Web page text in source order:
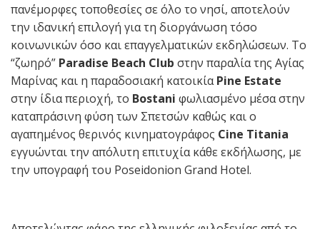
πανέμορφες τοποθεσίες σε όλο το νησί, αποτελούν
την ιδανική επιλογή για τη διοργάνωση τόσο
κοινωνικών όσο και επαγγελματικών εκδηλώσεων. Το
“ζωηρό” Paradise Beach Club στην παραλία της Αγίας
Μαρίνας και η παραδοσιακή κατοικίαPine Estate
στην ίδια περιοχή, το Bostani φωλιασμένο μέσα στην
καταπράσινη φύση των Σπετσών καθώς και ο
αγαπημένος θερινός κινηματογράφος Cine Titania
εγγυώνται την απόλυτη επιτυχία κάθε εκδήλωσης, με
την υπογραφή του Poseidonion Grand Hotel.